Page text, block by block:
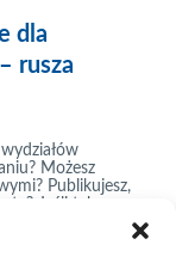
dla
rusza
Możesz
Publikujesz,
Jeśli tak,
Technologiczny